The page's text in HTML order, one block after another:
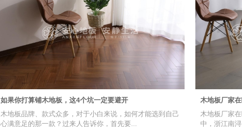
如果你打算铺木地板，这4个坑一定要避开
木地板品牌、款式众多，对于小白来说，如何才能选到自己
心满意足的那一款？过来人告诉你，首先要...
木地板厂家
木地板厂家
中，浙江南浔